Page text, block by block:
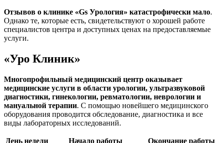
Отзывов о клинике «Gs Урология» катастрофически мало.
Однако те, которые есть, свидетельствуют о хорошей работе
специалистов центра и доступных ценах на предоставляемые
услуги.
«Уро Клиник»
Многопрофильный медицинский центр оказывает
медицинские услуги в области урологии, ультразвуковой
диагностики, гинекологии, ревматологии, неврологии и
мануальной терапии. С помощью новейшего медицинского
оборудования проводится обследование, диагностика и все
виды лабораторных исследований.
День недели Начало работы Окончание работы